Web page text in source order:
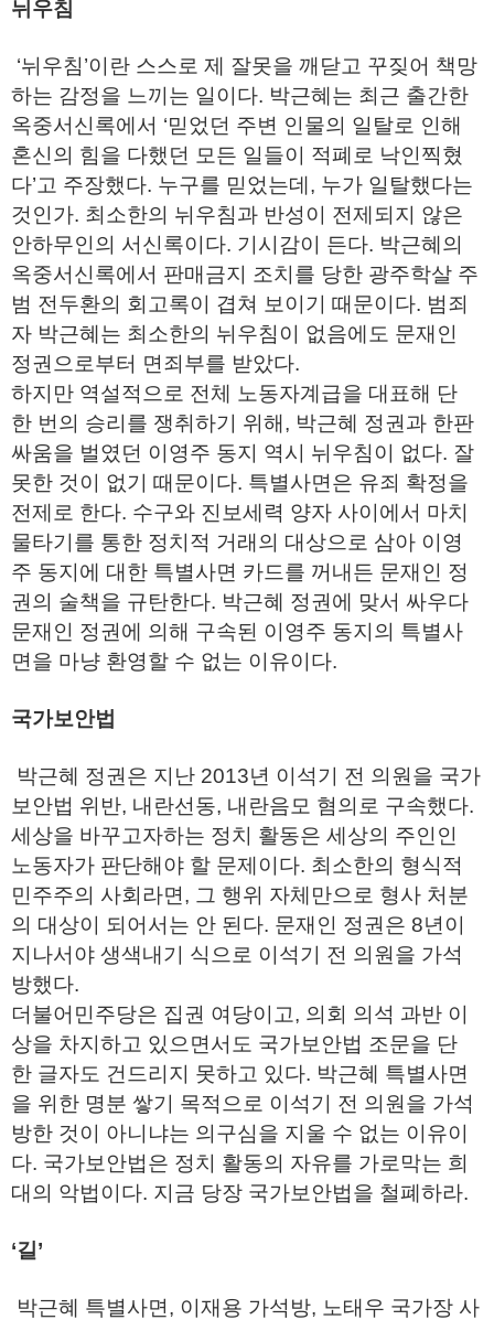
뉘우침
‘뉘우침’이란 스스로 제 잘못을 깨닫고 꾸짖어 책망
하는 감정을 느끼는 일이다. 박근혜는 최근 출간한
옥중서신록에서 ‘믿었던 주변 인물의 일탈로 인해
혼신의 힘을 다했던 모든 일들이 적폐로 낙인찍혔
다’고 주장했다. 누구를 믿었는데, 누가 일탈했다는
것인가. 최소한의 뉘우침과 반성이 전제되지 않은
안하무인의 서신록이다. 기시감이 든다. 박근혜의
옥중서신록에서 판매금지 조치를 당한 광주학살 주
범 전두환의 회고록이 겹쳐 보이기 때문이다. 범죄
자 박근혜는 최소한의 뉘우침이 없음에도 문재인
정권으로부터 면죄부를 받았다.
하지만 역설적으로 전체 노동자계급을 대표해 단
한 번의 승리를 쟁취하기 위해, 박근혜 정권과 한판
싸움을 벌였던 이영주 동지 역시 뉘우침이 없다. 잘
못한 것이 없기 때문이다. 특별사면은 유죄 확정을
전제로 한다. 수구와 진보세력 양자 사이에서 마치
물타기를 통한 정치적 거래의 대상으로 삼아 이영
주 동지에 대한 특별사면 카드를 꺼내든 문재인 정
권의 술책을 규탄한다. 박근혜 정권에 맞서 싸우다
문재인 정권에 의해 구속된 이영주 동지의 특별사
면을 마냥 환영할 수 없는 이유이다.
국가보안법
박근혜 정권은 지난 2013년 이석기 전 의원을 국가
보안법 위반, 내란선동, 내란음모 혐의로 구속했다.
세상을 바꾸고자하는 정치 활동은 세상의 주인인
노동자가 판단해야 할 문제이다. 최소한의 형식적
민주주의 사회라면, 그 행위 자체만으로 형사 처분
의 대상이 되어서는 안 된다. 문재인 정권은 8년이
지나서야 생색내기 식으로 이석기 전 의원을 가석
방했다.
더불어민주당은 집권 여당이고, 의회 의석 과반 이
상을 차지하고 있으면서도 국가보안법 조문을 단
한 글자도 건드리지 못하고 있다. 박근혜 특별사면
을 위한 명분 쌓기 목적으로 이석기 전 의원을 가석
방한 것이 아니냐는 의구심을 지울 수 없는 이유이
다. 국가보안법은 정치 활동의 자유를 가로막는 희
대의 악법이다. 지금 당장 국가보안법을 철폐하라.
‘길’
박근혜 특별사면, 이재용 가석방, 노태우 국가장 사